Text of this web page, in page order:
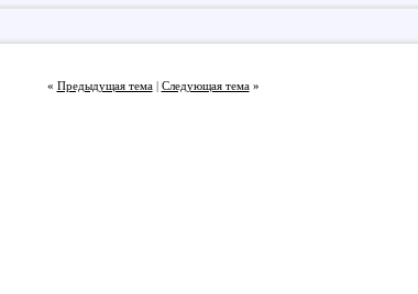
« Предыдущая тема| Следующая тема »